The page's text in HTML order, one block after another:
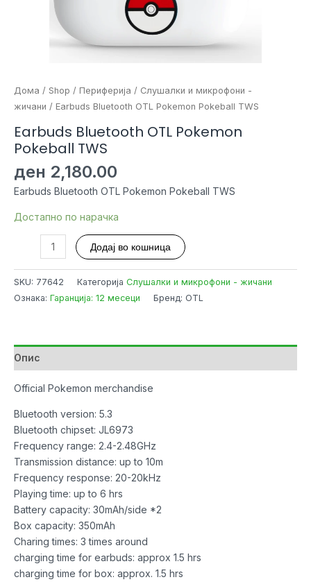
Дома / Shop / Периферија / Слушалки и микрофони -
жичани / Earbuds Bluetooth OTL Pokemon Pokeball TWS
Earbuds Bluetooth OTL Pokemon
Pokeball TWS
ден 2,180.00
Earbuds Bluetooth OTL Pokemon Pokeball TWS
Достапно по нарачка
Bluetooth
OTL
Додај во кошница
SKU: 77642 Категорија Слушалки и микрофони - жичани
Ознака: Гаранција: 12 месеци Бренд: OTL
Опис
Official Pokemon merchandise
Bluetooth version: 5.3
Bluetooth chipset: JL6973
Frequency range: 2.4-2.48GHz
Transmission distance: up to 10m
Frequency response: 20-20kHz
Playing time: up to 6 hrs
Battery capacity: 30mAh/side *2
Box capacity: 350mAh
Charing times: 3 times around
charging time for earbuds: approx 1.5 hrs
charging time for box: approx. 1.5 hrs